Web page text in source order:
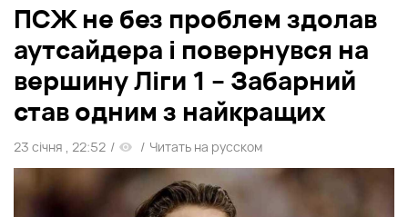
ПСЖ не без проблем здолав
аутсайдера і повернувся на
вершину Ліги 1 – Забарний
став одним з найкращих
23 січня , 22:52 / / Читать на русском